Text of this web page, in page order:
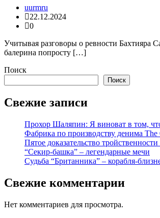
uurmru
22.12.2024
0
Учитывая разговоры о ревности Бахтияра
балерина попросту […]
Поиск
Поиск
Свежие записи
Прохор Шаляпин: Я виноват в том,
Фабрика по производству денима
Пятое доказательство
“Секир-башка” – легендарные мечи
Судьба “Британника” – корабля-
Свежие комментарии
Нет комментариев для просмотра.